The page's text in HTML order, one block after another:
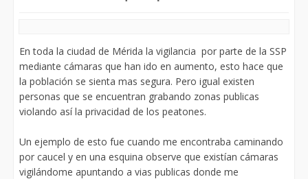
En toda la ciudad de Mérida la vigilancia por parte de la SSP
mediante cámaras que han ido en aumento, esto hace que
la población se sienta mas segura. Pero igual existen
personas que se encuentran grabando zonas publicas
violando así la privacidad de los peatones.
Un ejemplo de esto fue cuando me encontraba caminando
por caucel y en una esquina observe que existían cámaras
vigilándome apuntando a vias publicas donde me